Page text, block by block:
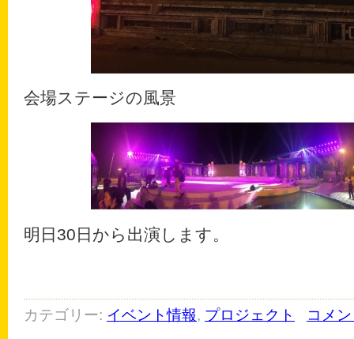
会場ステージの風景
明日30日から出演します。
カテゴリー: イベント情報, プロジェクト コメ